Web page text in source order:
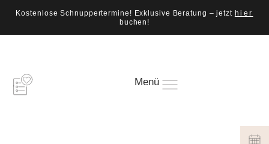
Kostenlose Schnuppertermine! Exklusive Beratung – jetzt hier
buchen!
Menü